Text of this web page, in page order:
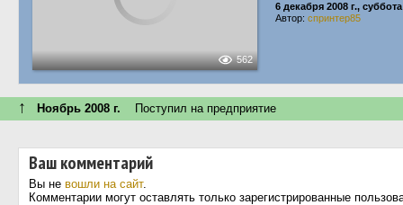
562
6 декабря 2008 г., суббота
Автор: спринтер85
↑ Ноябрь 2008 г. Поступил на предприятие
Ваш комментарий
Вы не вошли на сайт.
Комментарии могут оставлять только зарегистрированные